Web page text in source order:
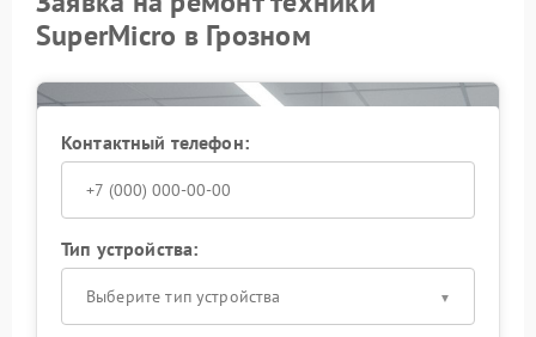
SuperMicro в Грозном
Контактный телефон:
Тип устройства:
Выберите тип устройства